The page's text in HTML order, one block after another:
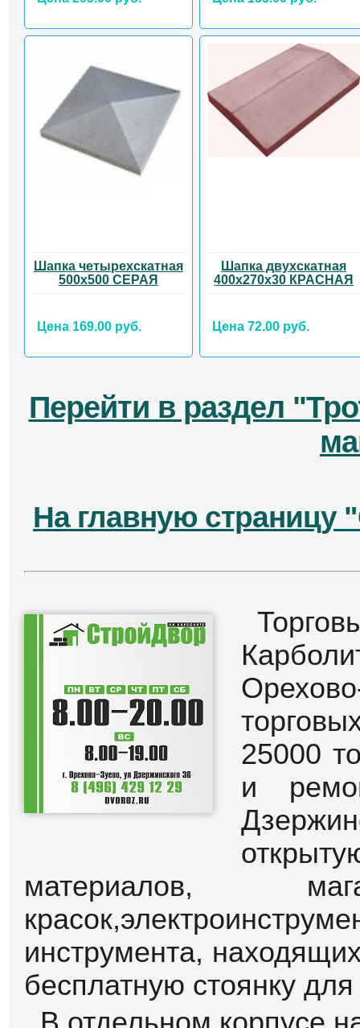
Шапка четырехскатная
500х500 СЕРАЯ
Цена 169.00 руб.
Шапка двухскатная
400х270х30 КРАСНАЯ
Цена 72.00 руб.
Перейти в раздел
На главную страницу
25000
и
материалов,
инструмента,
бесплатную стоянку